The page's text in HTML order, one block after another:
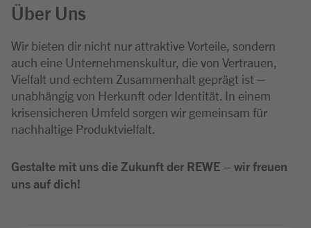
Über Uns
Wir bieten dir nicht nur attraktive Vorteile, sondern
auch eine Unternehmenskultur, die von Vertrauen,
Vielfalt und echtem Zusammenhalt geprägt ist –
unabhängig von Herkunft oder Identität. In einem
krisensicheren Umfeld sorgen wir gemeinsam für
nachhaltige Produktvielfalt.
Gestalte mit uns die Zukunft der REWE – wir freuen
uns auf dich!